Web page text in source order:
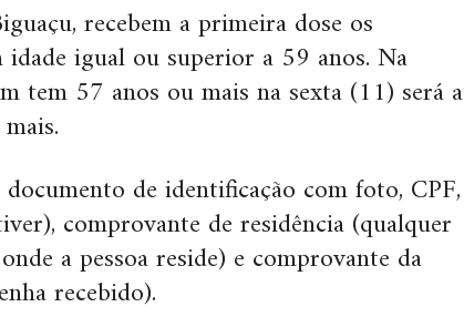
recebem a primeira dose os
idade igual ou superior a 59 anos. Na
tem 57 anos ou mais na sexta (11) será a
de identificação com foto, CPF,
comprovante de residência (qualquer
a pessoa reside) e comprovante da
recebido).